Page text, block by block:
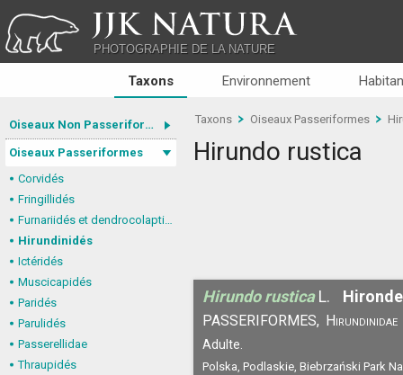
JJK NATURA
PHOTOGRAPHIE DE LA NATURE
Taxons Environnement
Oiseaux Non Passeriformes
Oiseaux Passeriformes
Corvidés
Fringillidés
Furnariidés et dendrocolaptidés
Hirundinidés
Ictéridés
Muscicapidés
Paridés
Parulidés
Passerellidae
Thraupidés
Taxons Oiseaux Passeriformes
Hirundo rustica
Hirundo rustica L.
PASSERIFORMES, Hirundinidae
Adulte.
Polska, Podlaskie, Biebrzański Park